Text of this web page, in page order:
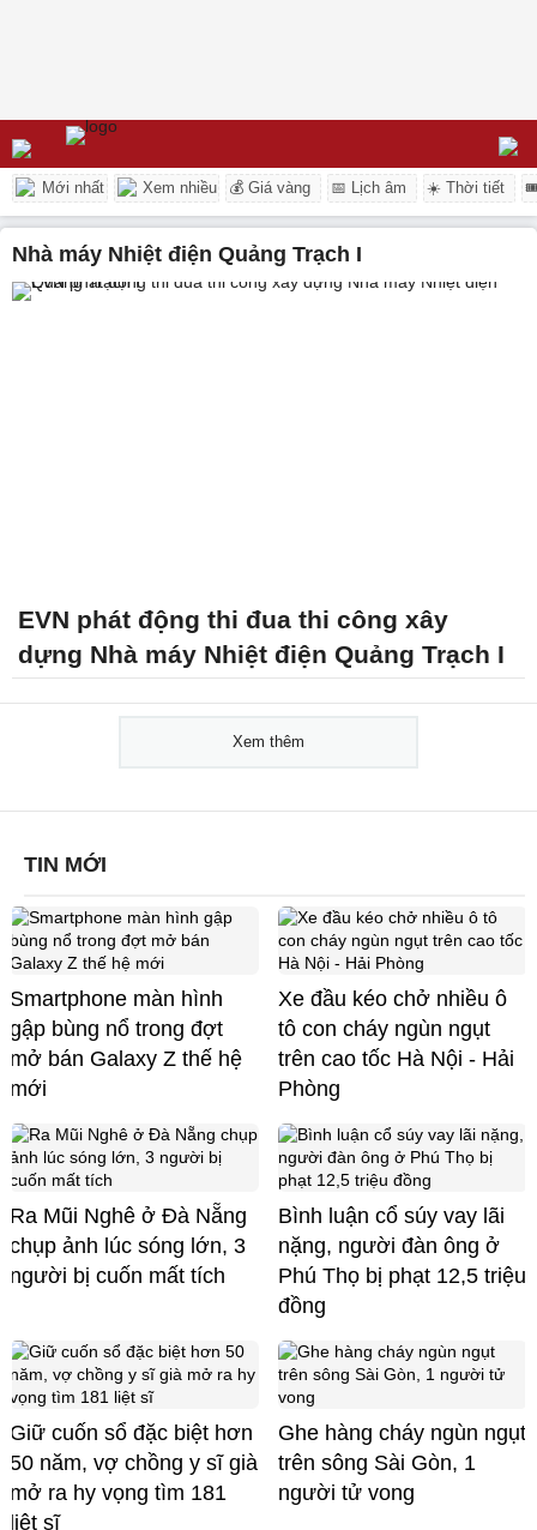
Mới nhất Xem nhiều 💰 Giá vàng 📅 Lịch âm ☀️ Thời tiết
Nhà máy Nhiệt điện Quảng Trạch I
EVN phát động thi đua thi công xây
dựng Nhà máy Nhiệt điện Quảng Trạch I
Xem thêm
TIN MỚI
Smartphone màn hình
gập bùng nổ trong đợt
mở bán Galaxy Z thế hệ
mới
Xe đầu kéo chở nhiều ô
tô con cháy ngùn ngụt
trên cao tốc Hà Nội - Hải
Phòng
Ra Mũi Nghê ở Đà Nẵng
chụp ảnh lúc sóng lớn, 3
người bị cuốn mất tích
Bình luận cổ súy vay lãi
nặng, người đàn ông ở
Phú Thọ bị phạt 12,5 triệu
đồng
Giữ cuốn sổ đặc biệt hơn
50 năm, vợ chồng y sĩ già
mở ra hy vọng tìm 181
liệt sĩ
Ghe hàng cháy ngùn ngụt
trên sông Sài Gòn, 1
người tử vong